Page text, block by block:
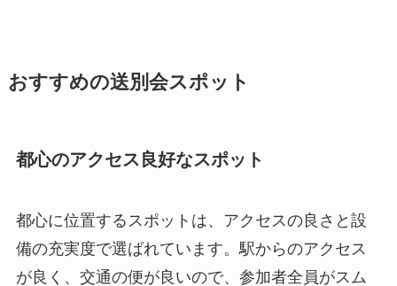
おすすめの送別会スポット
都心のアクセス良好なスポット
都心に位置するスポットは、アクセスの良さと設
備の充実度で選ばれています。駅からのアクセス
が良く、交通の便が良いので、参加者全員がスム